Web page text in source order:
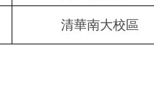
清華南大校區